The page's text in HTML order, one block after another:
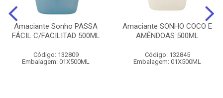
Amaciante Sonho PASSA
FÁCIL C/FACILITAD 500ML
Código: 132809
Embalagem: 01X500ML
Amaciante SONHO COCO E
AMÊNDOAS 500ML
Código: 132845
Embalagem: 01X500ML